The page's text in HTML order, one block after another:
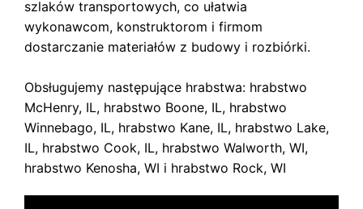
szlaków transportowych, co ułatwia
wykonawcom, konstruktorom i firmom
dostarczanie materiałów z budowy i rozbiórki.
Obsługujemy następujące hrabstwa: hrabstwo
McHenry, IL, hrabstwo Boone, IL, hrabstwo
Winnebago, IL, hrabstwo Kane, IL, hrabstwo Lake,
IL, hrabstwo Cook, IL, hrabstwo Walworth, WI,
hrabstwo Kenosha, WI i hrabstwo Rock, WI